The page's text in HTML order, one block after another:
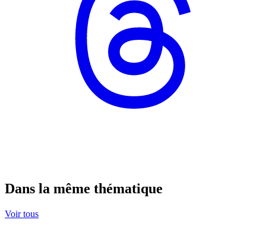
Dans la même thématique
Voir tous